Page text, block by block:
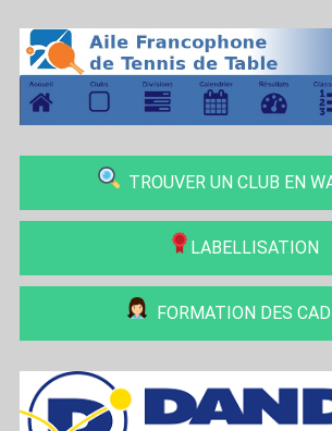
TROUVER UN CLUB EN
LABELLISATION
FORMATION DES